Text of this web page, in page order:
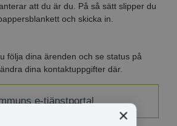
att du är du. På så sätt slipper du
och skicka in.
följa dina ärenden och se status på
dina kontaktuppgifter där.
e-tjänstportal
×